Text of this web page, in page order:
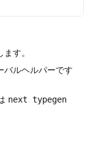
す。
バルヘルパーです
next typegen